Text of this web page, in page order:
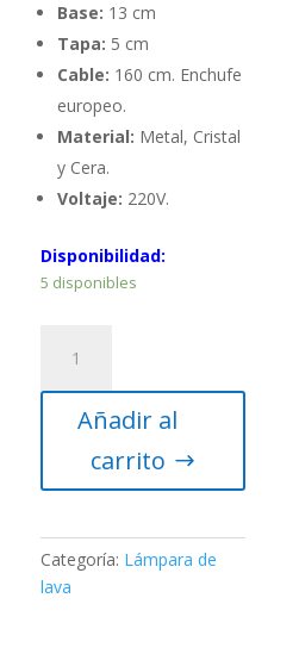
Base: 13 cm
Tapa: 5 cm
Cable: 160 cm. Enchufe
europeo.
Material: Metal, Cristal
y Cera.
Voltaje: 220V.
Disponibilidad:
5 disponibles
lava
modelo
Líquido
azul
Añadir al
carrito
Categoría: Lámpara de
lava